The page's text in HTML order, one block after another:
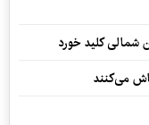
شمالی کلید خورد
می‌کنند